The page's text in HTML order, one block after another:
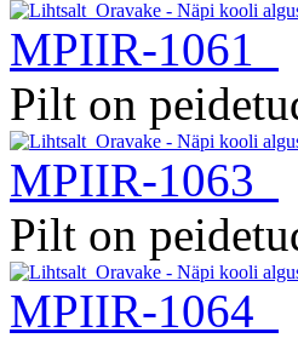
MPIIR-1061
Pilt on
MPIIR-1063
Pilt on
MPIIR-1064